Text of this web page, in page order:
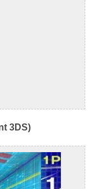
3DS)